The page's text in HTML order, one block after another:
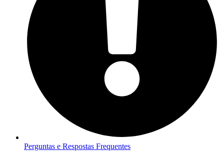
Perguntas e Respostas Frequentes